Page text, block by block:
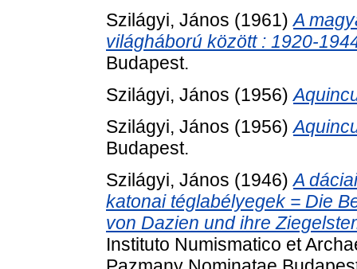
Szilágyi, János (1961)A
világháború között : 1920-
Budapest.
Szilágyi, János (1956)
Szilágyi, János (1956)
Budapest.
Szilágyi, János (1946)A
katonai téglabélyegek = Die
von Dazien und ihre
Instituto Numismatico et